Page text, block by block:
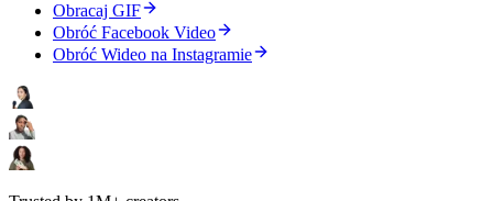
Obracaj GIF
Obróć Facebook Video
Obróć Wideo na Instagramie